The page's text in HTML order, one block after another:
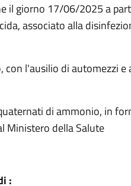
il giorno 17/06/2025 a
associato alla
l'ausilio di automezzi e
di ammonio, in
Ministero della Salute
: